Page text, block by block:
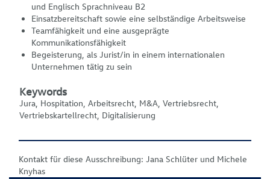
und Englisch Sprachniveau B2
Einsatzbereitschaft sowie eine selbständige Arbeitsweise
Teamfähigkeit und eine ausgeprägte
Kommunikationsfähigkeit
Begeisterung, als Jurist/in in einem internationalen
Unternehmen tätig zu sein
Keywords
Jura, Hospitation, Arbeitsrecht, M&A, Vertriebsrecht,
Vertriebskartellrecht, Digitalisierung
Kontakt für diese Ausschreibung: Jana Schlüter und Michele
Knyhas